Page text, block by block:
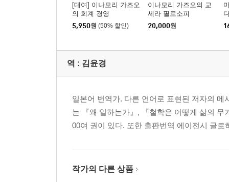
[대여] 이나모리 가즈오
의 회계 경영
5,950원 (50% 할인)
이나모리 가즈오의 교
세라 필로소피
20,000원
역 : 김윤경
일본어 번역가. 다른 언어로 표현된 저자의
는 『왜 일하는가』, 『철학은 어떻게 삶의
00여 권이 있다. 또한 출판번역 에이전시 글
작가의 다른 상품